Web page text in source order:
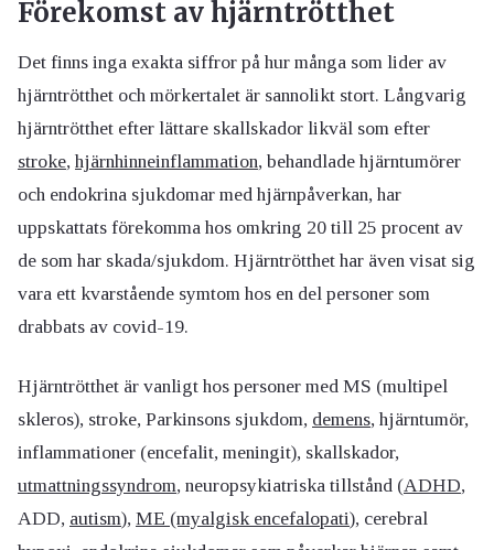
Förekomst av hjärntrötthet
Det finns inga exakta siffror på hur många som lider av
hjärntrötthet och mörkertalet är sannolikt stort. Långvarig
hjärntrötthet efter lättare skallskador likväl som efter
stroke, hjärnhinneinflammation, behandlade hjärntumörer
och endokrina sjukdomar med hjärnpåverkan, har
uppskattats förekomma hos omkring 20 till 25 procent av
de som har skada/sjukdom. Hjärntrötthet har även visat sig
vara ett kvarstående symtom hos en del personer som
drabbats av covid-19.
Hjärntrötthet är vanligt hos personer med MS (multipel
skleros), stroke, Parkinsons sjukdom, demens, hjärntumör,
inflammationer (encefalit, meningit), skallskador,
utmattningssyndrom, neuropsykiatriska tillstånd (ADHD,
ADD, autism), ME (myalgisk encefalopati), cerebral